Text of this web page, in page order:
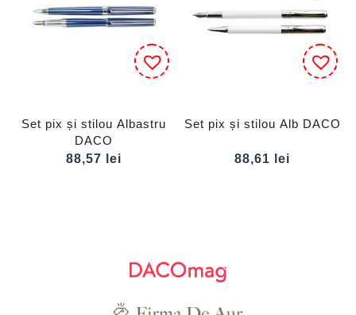
Set pix și stilou Albastru
DACO
88,57
lei
Set pix și stilou Alb DACO
88,61 lei